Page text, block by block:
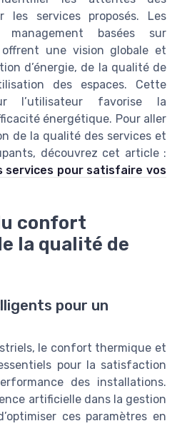
les services proposés. Les
basées sur
offrent une vision globale et
d’énergie, de la qualité de
des espaces. Cette
l’utilisateur favorise la
énergétique. Pour aller
de la qualité des services et
découvrez cet article :
services pour satisfaire vos
confort
la qualité de
pour un
le confort thermique et
pour la satisfaction
des installations.
artificielle dans la gestion
ces paramètres en